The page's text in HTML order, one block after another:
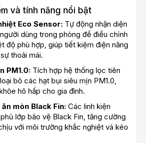
và tính năng nổi bật
Eco Sensor: Tự động nhận diện
dùng trong phòng để điều chỉnh
độ phù hợp, giúp tiết kiệm điện năng
thoải mái.
PM1.0: Tích hợp hệ thống lọc tiên
bỏ các hạt bụi siêu mịn PM1.0,
hô hấp cho gia đình.
mòn Black Fin: Các linh kiện
lớp bảo vệ Black Fin, tăng cường
với môi trường khắc nghiệt và kéo